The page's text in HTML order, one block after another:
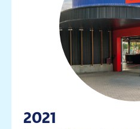
2021